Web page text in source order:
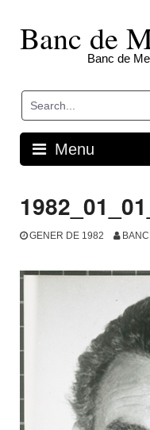
contentBanc de
Banc de
Menu
GENER DE 1982